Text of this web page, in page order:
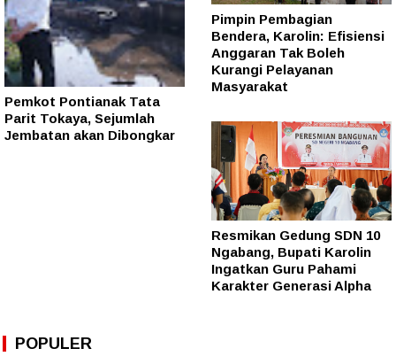
Pemkot Pontianak Tata
Parit Tokaya, Sejumlah
Jembatan akan Dibongkar
Pimpin Pembagian
Bendera, Karolin: Efisiensi
Anggaran Tak Boleh
Kurangi Pelayanan
Masyarakat
Resmikan Gedung SDN 10
Ngabang, Bupati Karolin
Ingatkan Guru Pahami
Karakter Generasi Alpha
POPULER